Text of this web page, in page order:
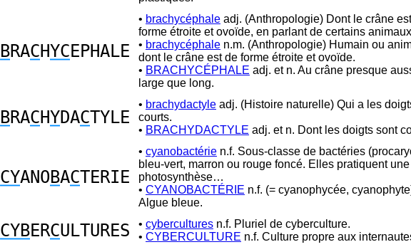
BRACHYCEPHALE
• brachycéphale adj. (Anthropologie) Dont le crâne
forme étroite et ovoïde, en parlant de certains
• brachycéphale n.m. (Anthropologie) Humain ou
dont le crâne est de forme étroite et ovoïde.
• BRACHYCÉPHALE adj. et n. Au crâne presque
large que long.
BRACHYDACTYLE
• brachydactyle adj. (Histoire naturelle) Qui a les
courts.
• BRACHYDACTYLE adj. et n. Dont les doigts sont
CYANOBACTERIE
• cyanobactérie n.f. Sous-classe de bactéries
bleu-vert, marron ou rouge foncé. Elles pratiquent une
photosynthèse…
• CYANOBACTÉRIE n.f. (= cyanophycée,
Algue bleue.
CYBERCULTURES • cybercultures n.f. Pluriel de cyberculture.
• CYBERCULTURE n.f. Culture propre aux